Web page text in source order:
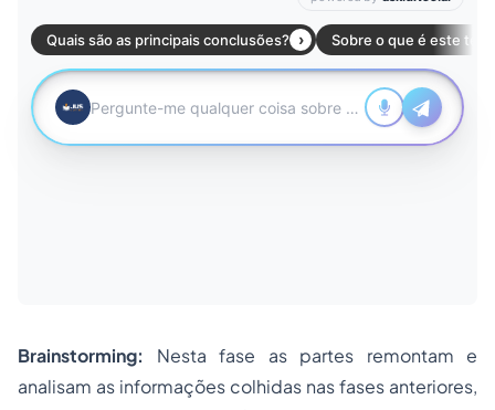
Brainstorming: Nesta fase as partes remontam e
analisam as informações colhidas nas fases anteriores,